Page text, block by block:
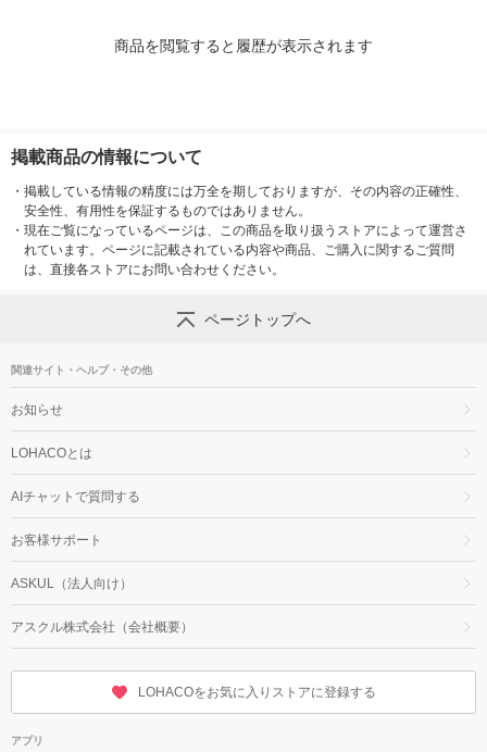
商品を閲覧すると履歴が表示されます
掲載商品の情報について
・ 掲載している情報の精度には万全を期しておりますが、その内容の正確性、
安全性、有用性を保証するものではありません。
・ 現在ご覧になっているページは、この商品を取り扱うストアによって運営さ
れています。ページに記載されている内容や商品、ご購入に関するご質問
は、直接各ストアにお問い合わせください。
ページトップへ
関連サイト・ヘルプ・その他
お知らせ
LOHACOとは
AIチャットで質問する
お客様サポート
ASKUL（法人向け）
アスクル株式会社（会社概要）
LOHACOをお気に入りストアに登録する
アプリ